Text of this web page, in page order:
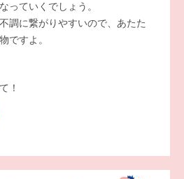
っていくでしょう。
調に繋がりやすいので、あたた
ですよ。
！